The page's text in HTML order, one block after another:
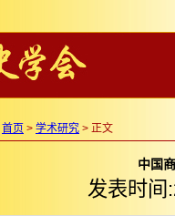
首页 > 学术研究 > 正文
中国
发表时